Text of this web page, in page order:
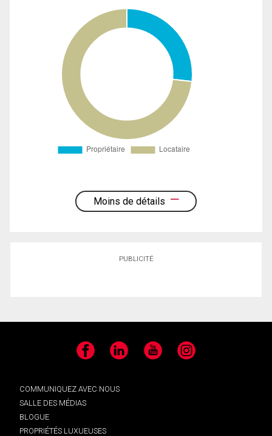
Moins de détails
PUBLICITÉ
Facebook LinkedIn YouTube Instagram
COMMUNIQUEZ AVEC NOUS
SALLE DES MÉDIAS
BLOGUE
PROPRIÉTÉS LUXUEUSES